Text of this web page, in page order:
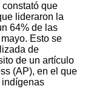
que
lideraron la
64% de las
Esto se
de
de un artículo
(AP), en el que